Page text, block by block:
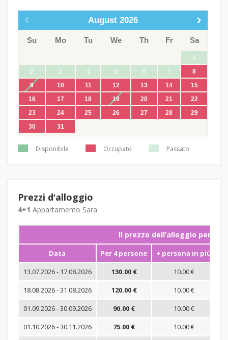
August 2026
Su Mo Tu We Th Fr Sa
1
2
3 4 5 6 7
8
9
10 11 12 13 14
15
16
17 18 19 20 21
22
23
24 25 26 27 28
29
30
31
Disponibile Occupato Passato
Prezzi dʼalloggio
4+1 Appartamento Sara
Il prezzo dellʼalloggio per
Data Per 4 persone + persona in più
13.07.2026 - 17.08.2026
130.00 €
10.00 €
18.08.2026 - 31.08.2026
120.00 €
10.00 €
01.09.2026 - 30.09.2026
90.00 €
10.00 €
01.10.2026 - 30.11.2026
75.00 €
10.00 €